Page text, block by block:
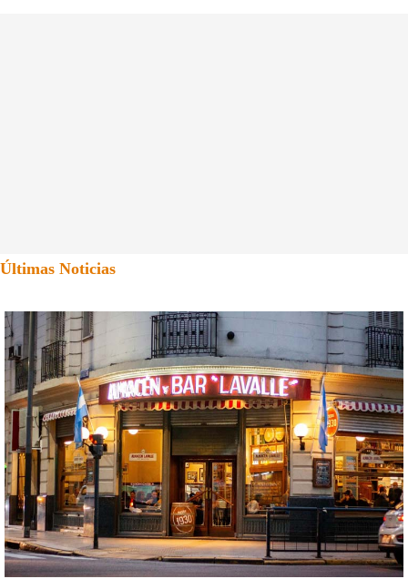
Últimas Noticias